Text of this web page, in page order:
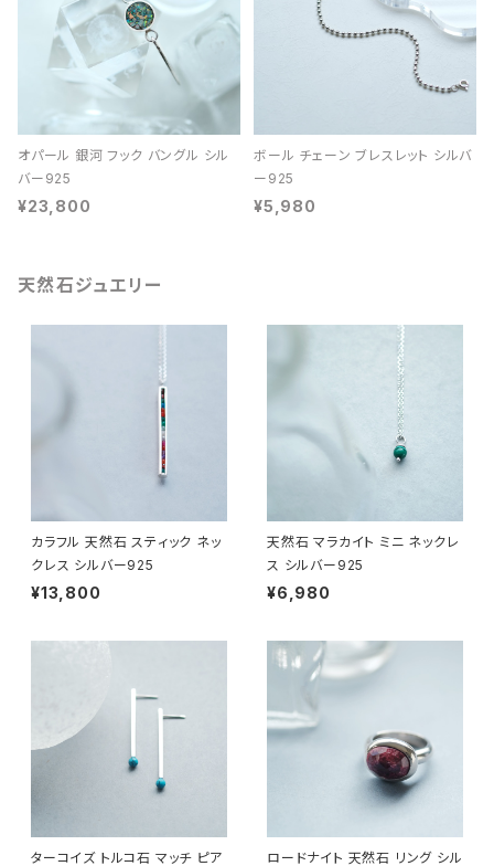
オパール 銀河 フック バングル シル
バー925
¥23,800
ボール チェーン ブレスレット シルバ
ー925
¥5,980
天然石ジュエリー
カラフル 天然石 スティック ネッ
クレス シルバー925
¥13,800
天然石 マラカイト ミニ ネックレ
ス シルバー925
¥6,980
ターコイズ トルコ石 マッチ ピア
ロードナイト 天然石 リング シル